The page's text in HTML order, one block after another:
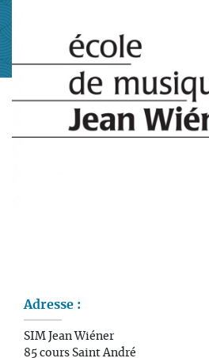
Adresse :
SIM Jean Wiéner
85 cours Saint André